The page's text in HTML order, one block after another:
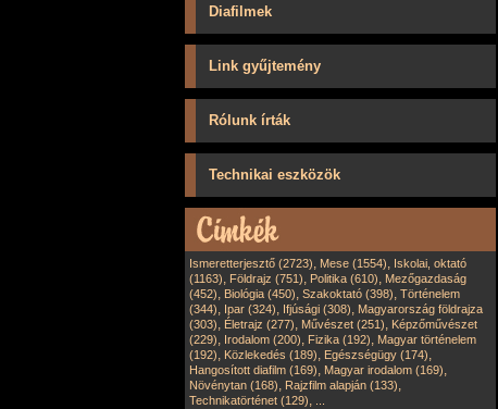
Diafilmek
Link gyűjtemény
Rólunk írták
Technikai eszközök
Ismeretterjesztő (2723), Mese (1554), Iskolai, oktató
(1163), Földrajz (751), Politika (610), Mezőgazdaság
(452), Biológia (450), Szakoktató (398), Történelem
(344), Ipar (324), Ifjúsági (308), Magyarország földrajza
(303), Életrajz (277), Művészet (251), Képzőművészet
(229), Irodalom (200), Fizika (192), Magyar történelem
(192), Közlekedés (189), Egészségügy (174),
Hangosított diafilm (169), Magyar irodalom (169),
Növénytan (168), Rajzfilm alapján (133),
Technikatörténet (129),